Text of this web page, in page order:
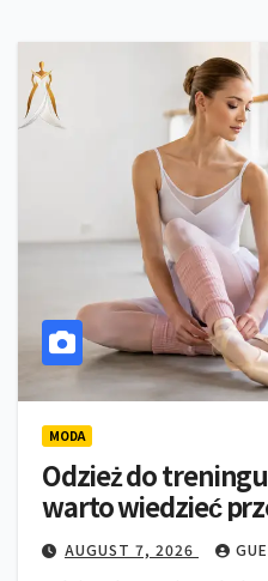
MODA
Odzież do
warto wiedzieć
AUGUST 7, 2026